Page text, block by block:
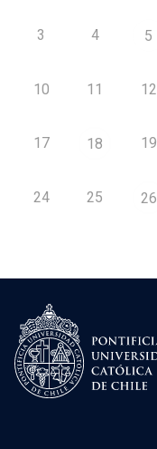
3 4 5
10 11 12
17 18 19
24 25 26